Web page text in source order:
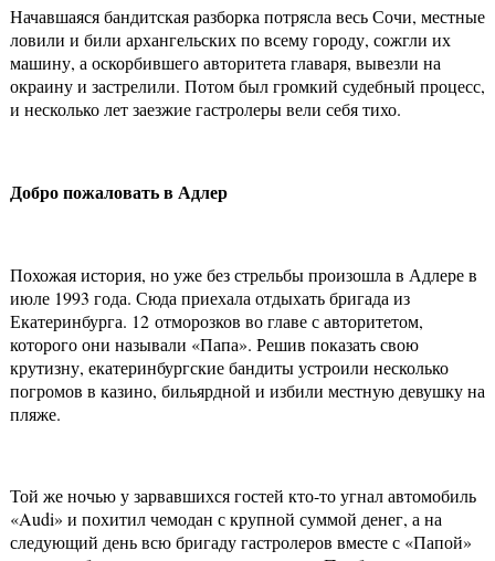
Начавшаяся бандитская разборка потрясла весь Сочи, местные
ловили и били архангельских по всему городу, сожгли их
машину, а оскорбившего авторитета главаря, вывезли на
окраину и застрелили. Потом был громкий судебный процесс,
и несколько лет заезжие гастролеры вели себя тихо.
Добро пожаловать в Адлер
Похожая история, но уже без стрельбы произошла в Адлере в
июле 1993 года. Сюда приехала отдыхать бригада из
Екатеринбурга. 12 отморозков во главе с авторитетом,
которого они называли «Папа». Решив показать свою
крутизну, екатеринбургские бандиты устроили несколько
погромов в казино, бильярдной и избили местную девушку на
пляже.
Той же ночью у зарвавшихся гостей кто-то угнал автомобиль
«Audi» и похитил чемодан с крупной суммой денег, а на
следующий день всю бригаду гастролеров вместе с «Папой»